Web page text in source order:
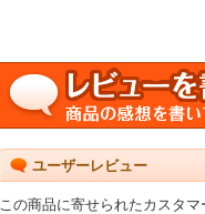
ユーザーレビュー
この商品に寄せられたカスタ